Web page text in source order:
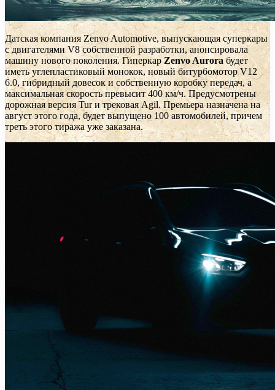
Датская компания Zenvo Automotive, выпускающая суперкары
с двигателями V8 собственной разработки, анонсировала
машину нового поколения. ГиперкарZenvo Aurora будет
иметь углепластиковый монокок, новый битурбомотор V12
6.0, гибридный довесок и собственную коробку передач, а
максимальная скорость превысит 400 км/ч. Предусмотрены
дорожная версия Tur и трековая Agil. Премьера назначена на
август этого года, будет выпущено 100 автомобилей, причем
треть этого тиража уже заказана.